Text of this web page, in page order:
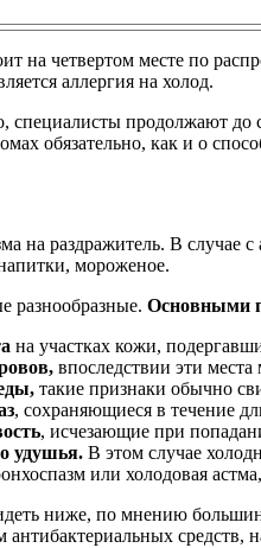
на четвертом месте по
аллергия на холод.
специалисты продолжают
обязательно, как и о
на раздражитель. В случае
мороженое.
разнообразные. Основными
на участках кожи,
впоследствии эти места
такие признаки обычно
, сохраняющиеся в течение
, исчезающие при
удушья. В этом случае
или холодовая
ниже, по мнению